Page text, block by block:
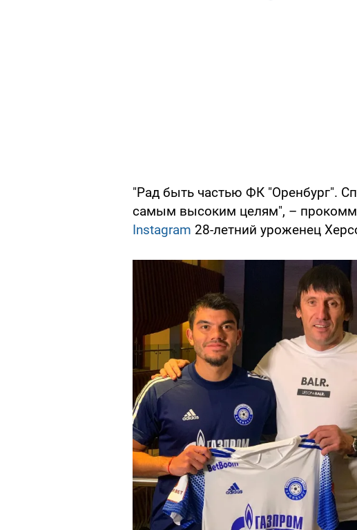
"Рад быть частью ФК "Оренбург".
самым высоким целям", –
Instagram 28-летний уроженец